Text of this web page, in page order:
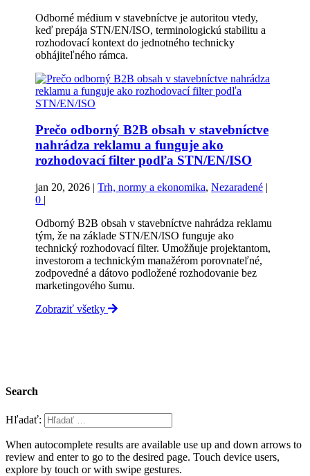
Odborné médium v stavebníctve je autoritou vtedy,
keď prepája STN/EN/ISO, terminologickú stabilitu a
rozhodovací kontext do jednotného technicky
obhájiteľného rámca.
Prečo odborný B2B obsah v stavebníctve
nahrádza reklamu a funguje ako
rozhodovací filter podľa STN/EN/ISO
jan 20, 2026 |Trh, normy a ekonomika,Nezaradené |
0 |
Odborný B2B obsah v stavebníctve nahrádza reklamu
tým, že na základe STN/EN/ISO funguje ako
technický rozhodovací filter. Umožňuje projektantom,
investorom a technickým manažérom porovnateľné,
zodpovedné a dátovo podložené rozhodovanie bez
marketingového šumu.
Zobraziť všetky
Search
Hľadať:
When autocomplete results are available use up and down arrows to
review and enter to go to the desired page. Touch device users,
explore by touch or with swipe gestures.